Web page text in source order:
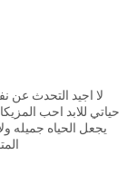
لا اجيد التحدث
حياتي للابد احب
يجعل الحياه جميله